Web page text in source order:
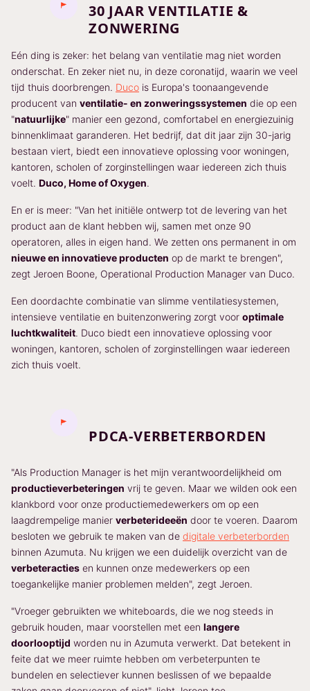
30 JAAR VENTILATIE &
ZONWERING
Eén ding is zeker: het belang van ventilatie mag niet worden
onderschat. En zeker niet nu, in deze coronatijd, waarin we veel
tijd thuis doorbrengen. Duco is Europa's toonaangevende
producent van ventilatie- en zonweringssystemen die op een
"natuurlijke" manier een gezond, comfortabel en energiezuinig
binnenklimaat garanderen. Het bedrijf, dat dit jaar zijn 30-jarig
bestaan viert, biedt een innovatieve oplossing voor woningen,
kantoren, scholen of zorginstellingen waar iedereen zich thuis
voelt. Duco, Home of Oxygen.
En er is meer: "Van het initiële ontwerp tot de levering van het
product aan de klant hebben wij, samen met onze 90
operatoren, alles in eigen hand. We zetten ons permanent in om
nieuwe en innovatieve producten op de markt te brengen",
zegt Jeroen Boone, Operational Production Manager van Duco.
Een doordachte combinatie van slimme ventilatiesystemen,
intensieve ventilatie en buitenzonwering zorgt voor optimale
luchtkwaliteit. Duco biedt een innovatieve oplossing voor
woningen, kantoren, scholen of zorginstellingen waar iedereen
zich thuis voelt.
PDCA-VERBETERBORDEN
"Als Production Manager is het mijn verantwoordelijkheid om
productieverbeteringen vrij te geven. Maar we wilden ook een
klankbord voor onze productiemedewerkers om op een
laagdrempelige manier verbeterideeën door te voeren. Daarom
besloten we gebruik te maken van de digitale verbeterborden
binnen Azumuta. Nu krijgen we een duidelijk overzicht van de
verbeteracties en kunnen onze medewerkers op een
toegankelijke manier problemen melden", zegt Jeroen.
"Vroeger gebruikten we whiteboards, die we nog steeds in
gebruik houden, maar voorstellen met een langere
doorlooptijd worden nu in Azumuta verwerkt. Dat betekent in
feite dat we meer ruimte hebben om verbeterpunten te
bundelen en selectiever kunnen beslissen of we bepaalde